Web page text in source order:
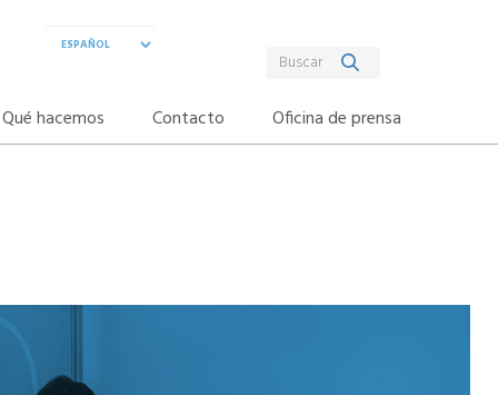
Qué hacemos Contacto Oficina de prensa